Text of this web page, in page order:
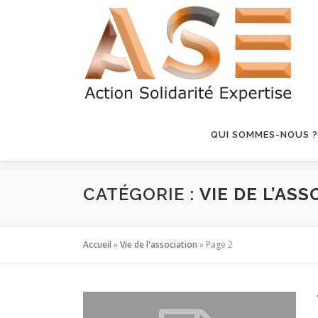
QUI SOMMES-NOUS ?
CATÉGORIE : VIE DE
Accueil »Vie de l'association » Page 2